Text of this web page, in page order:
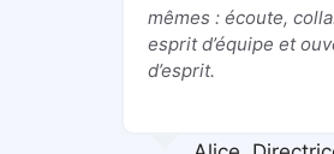
mêmes : écoute,
esprit d’équipe et
d’esprit.